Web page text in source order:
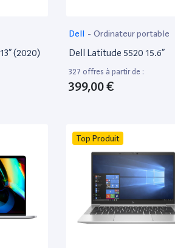
(2020)
Dell - Ordinateur portable
Dell Latitude 5520 15.6”
327 offres à partir de :
399,00 €
Top Produit